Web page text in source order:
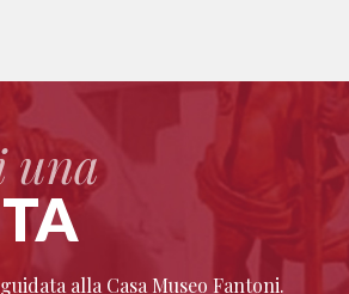
una
alla Casa Museo Fantoni.